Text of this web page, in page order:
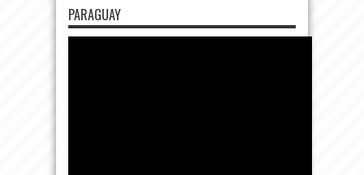
PARAGUAY